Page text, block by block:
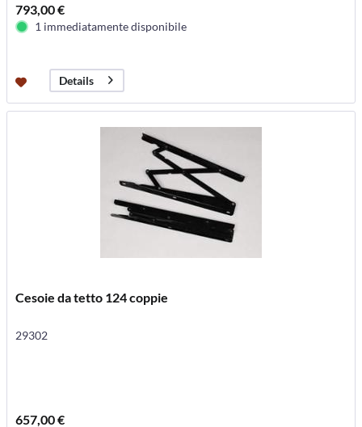
793,00 €
1 immediatamente disponibile
Details
Cesoie da tetto 124 coppie
29302
657,00 €